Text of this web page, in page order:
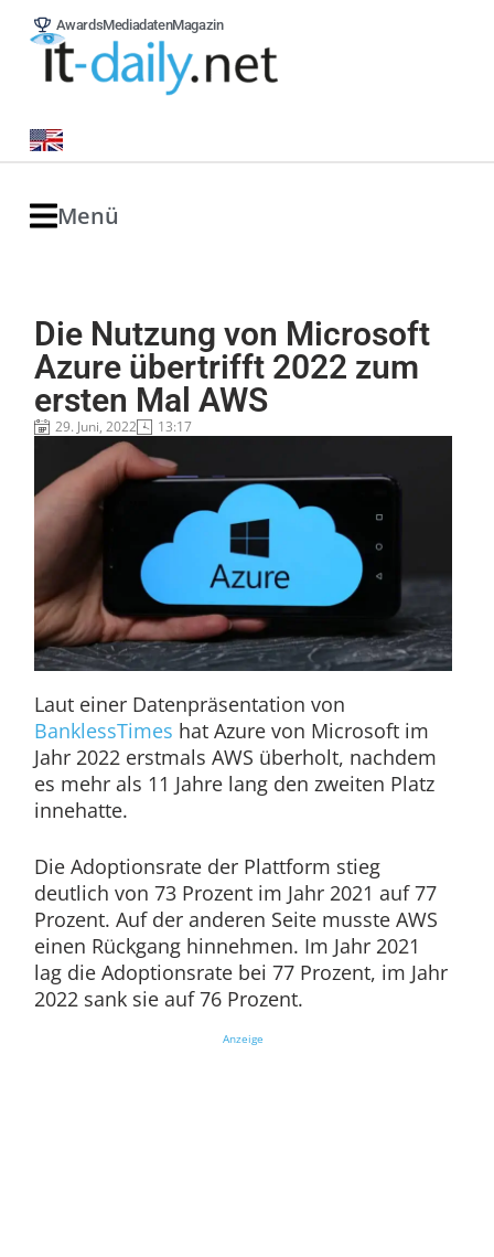
AwardsMediadatenMagazin
Menü
Die Nutzung von Microsoft
Azure übertrifft 2022 zum
ersten Mal AWS
29. Juni, 2022 13:17
Laut einer Datenpräsentation von
BanklessTimes hat Azure von Microsoft im
Jahr 2022 erstmals AWS überholt, nachdem
es mehr als 11 Jahre lang den zweiten Platz
innehatte.
Die Adoptionsrate der Plattform stieg
deutlich von 73 Prozent im Jahr 2021 auf 77
Prozent. Auf der anderen Seite musste AWS
einen Rückgang hinnehmen. Im Jahr 2021
lag die Adoptionsrate bei 77 Prozent, im Jahr
2022 sank sie auf 76 Prozent.
Anzeige